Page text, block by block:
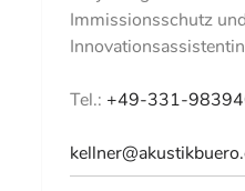
Immissionsschutz
Innovationsassistentin
Tel.: +49-331-